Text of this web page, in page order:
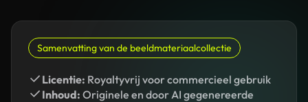
Samenvatting van de beeldmateriaalcollectie
Licentie: Royaltyvrij voor commercieel gebruik
Inhoud: Originele en door AI gegenereerde